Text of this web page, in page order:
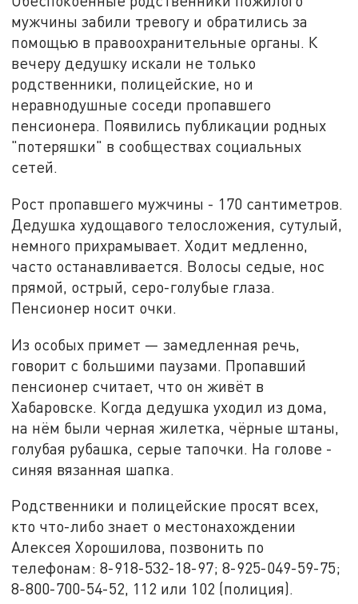
мужчины забили тревогу и обратились за
помощью в правоохранительные органы. К
вечеру дедушку искали не только
родственники, полицейские, но и
неравнодушные соседи пропавшего
пенсионера. Появились публикации родных
"потеряшки" в сообществах социальных
сетей.
Рост пропавшего мужчины - 170 сантиметров.
Дедушка худощавого телосложения, сутулый,
немного прихрамывает. Ходит медленно,
часто останавливается. Волосы седые, нос
прямой, острый, серо-голубые глаза.
Пенсионер носит очки.
Из особых примет — замедленная речь,
говорит с большими паузами. Пропавший
пенсионер считает, что он живёт в
Хабаровске. Когда дедушка уходил из дома,
на нём были черная жилетка, чёрные штаны,
голубая рубашка, серые тапочки. На голове -
синяя вязанная шапка.
Родственники и полицейские просят всех,
кто что-либо знает о местонахождении
Алексея Хорошилова, позвонить по
телефонам: 8-918-532-18-97; 8-925-049-59-75;
8-800-700-54-52, 112 или 102 (полиция).